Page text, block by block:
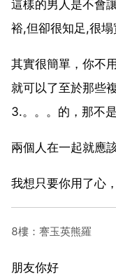
這樣的男人是不會
裕,但卻很知足,很
其實很簡單，你不
就可以了至於那些
3.。。。的，那不
兩個人在一起就應
我想只要你用了心
8樓：謇玉英熊羅
朋友你好